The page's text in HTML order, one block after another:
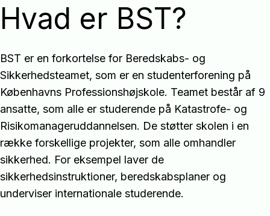
Hvad er BST?
BST er en forkortelse for Beredskabs- og
Sikkerhedsteamet, som er en studenterforening på
Københavns Professionshøjskole. Teamet består af 9
ansatte, som alle er studerende på Katastrofe- og
Risikomanageruddannelsen. De støtter skolen i en
række forskellige projekter, som alle omhandler
sikkerhed. For eksempel laver de
sikkerhedsinstruktioner, beredskabsplaner og
underviser internationale studerende.